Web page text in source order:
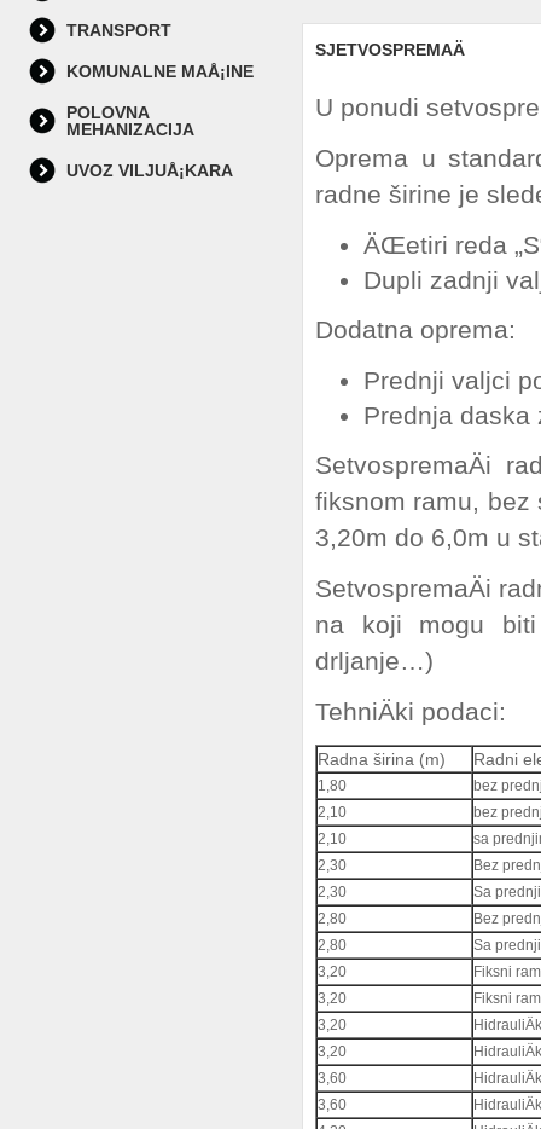
TRANSPORT
KOMUNALNE MAÅ¡INE
POLOVNA
MEHANIZACIJA
UVOZ VILJUÅ¡KARA
SJETVOSPREMAÄ
U ponudi
Oprema u
radne širine je
ÄŒetiri reda
Dupli zadnji
Dodatna oprema:
Prednji valjci
Prednja daska
SetvospremaÄi
fiksnom ramu, bez
3,20m do 6,0m u
SetvospremaÄi
na koji mogu biti
drljanje…)
TehniÄki podaci:
Radna širina (m) Radni
1,80
bez
2,10
bez
2,10
sa
2,30
Bez
2,30
Sa
2,80
Bez
2,80
Sa
3,20
Fiksni
3,20
Fiksni
3,20
3,20
3,60
3,60